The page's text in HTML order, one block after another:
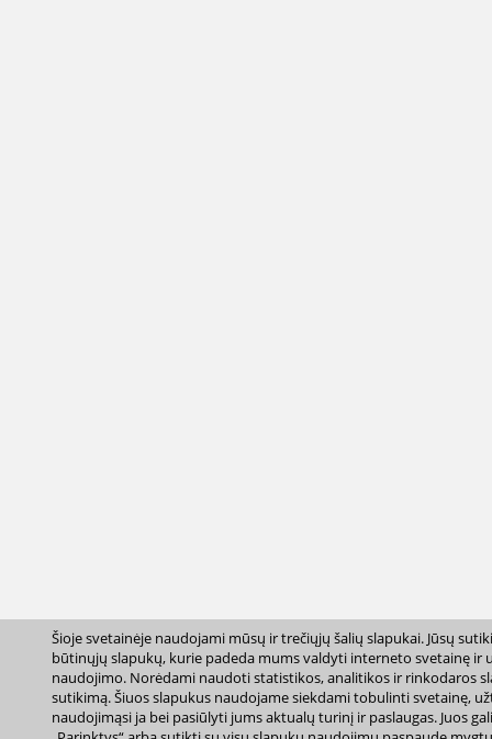
Šioje svetainėje naudojami mūsų ir trečiųjų šalių slapukai. Jūsų
būtinųjų slapukų, kurie padeda mums valdyti interneto svetainę ir
naudojimo. Norėdami naudoti statistikos, analitikos ir rinkodaros
sutikimą. Šiuos slapukus naudojame siekdami tobulinti svetainę,
naudojimąsi ja bei pasiūlyti jums aktualų turinį ir paslaugas. Juos